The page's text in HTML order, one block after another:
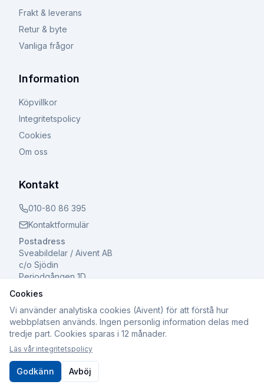
Frakt & leverans
Retur & byte
Vanliga frågor
Information
Köpvillkor
Integritetspolicy
Cookies
Om oss
Kontakt
010-80 86 395
Kontaktformulär
Postadress
Sveabildelar / Aivent AB
c/o Sjödin
Periodgången 1D
611 37 Nyköping
©2026Sveabildelar / Aivent AB. Alla rättigheter
Org.nr: 559502-8241 | Registrerad för F-skatt och Moms
Cookies
Vi använder analytiska cookies (Aivent) för att förstå hur
webbplatsen används. Ingen personlig information delas med
tredje part. Cookies sparas i 12 månader.
Läs vår integritetspolicy
Godkänn Avböj